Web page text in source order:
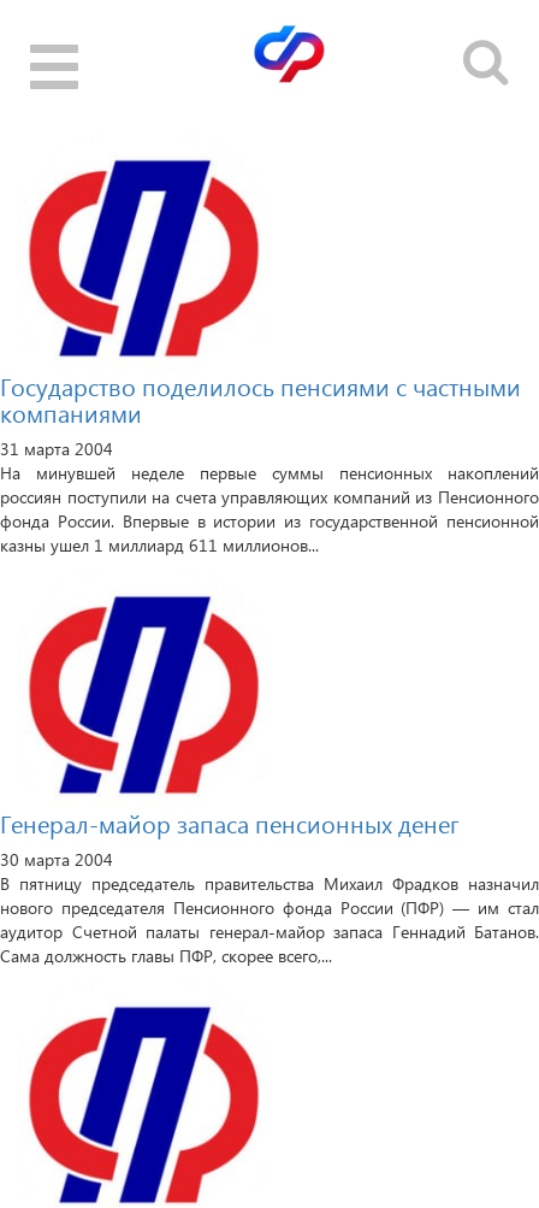
Toggle
navigation
Государство поделилось пенсиями с частными
компаниями
31 марта 2004
На минувшей неделе первые суммы пенсионных накоплений
россиян поступили на счета управляющих компаний из Пенсионного
фонда России. Впервые в истории из государственной пенсионной
казны ушел 1 миллиард 611 миллионов...
Генерал-майор запаса пенсионных денег
30 марта 2004
В пятницу председатель правительства Михаил Фрадков назначил
нового председателя Пенсионного фонда России (ПФР) — им стал
аудитор Счетной палаты генерал-майор запаса Геннадий Батанов.
Сама должность главы ПФР, скорее всего,...